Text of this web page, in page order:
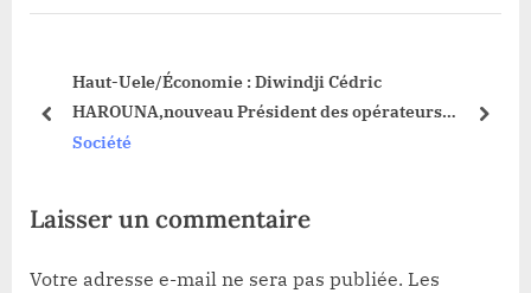
s
s
o
Haut-Uele/Économie : Diwindji Cédric
HAROUNA,nouveau Président des opérateurs
économiques secteur Duembe à Durba
Société
prev next
Laisser un commentaire
Votre adresse e-mail ne sera pas publiée. Les